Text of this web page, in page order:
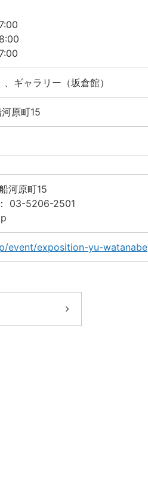
ギャラリー（坂倉館）
原町15
河原町15
03-5206-2501
event/exposition-yu-watanabe